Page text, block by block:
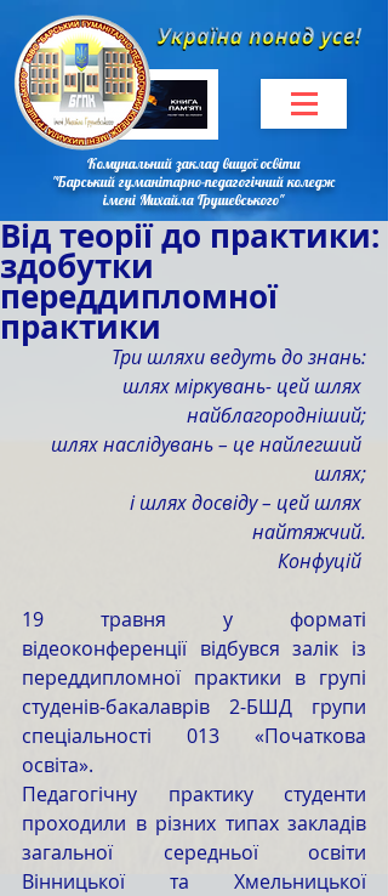
Комунальний заклад вищої освіти
"Барський гуманітарно-педагогічний коледж
імені Михайла Грушевського"
Від теорії до практики:
здобутки
переддипломної
практики
Три шляхи ведуть до знань:
шлях міркувань- цей шлях
найблагородніший;
шлях наслідувань – це найлегший
шлях;
і шлях досвіду – цей шлях
найтяжчий.
Конфуцій
19 травня у форматі
відеоконференції відбувся залік із
переддипломної практики в групі
студенів-бакалаврів 2-БШД групи
спеціальності 013 «Початкова
освіта».
Педагогічну практику студенти
проходили в різних типах закладів
загальної середньої освіти
Вінницької та Хмельницької